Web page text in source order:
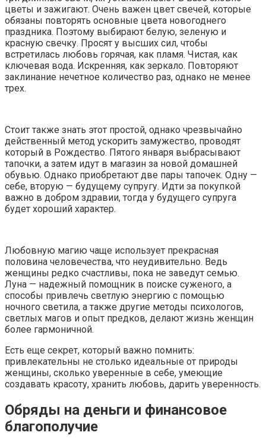
цветы и зажигают. Очень важен цвет свечей, которые
обязаны повторять основные цвета новогоднего
праздника. Поэтому выбирают белую, зеленую и
красную свечку. Просят у высших сил, чтобы
встретилась любовь горячая, как пламя. Чистая, как
ключевая вода. Искренняя, как зеркало. Повторяют
заклинание нечетное количество раз, однако не менее
трех.
Стоит также знать этот простой, однако чрезвычайно
действенный метод ускорить замужество, проводят
который в Рождество. Пятого января выбрасывают
тапочки, а затем идут в магазин за новой домашней
обувью. Однако приобретают две пары тапочек. Одну —
себе, вторую — будущему супругу. Идти за покупкой
важно в добром здравии, тогда у будущего супруга
будет хороший характер.
Любовную магию чаще использует прекрасная
половина человечества, что неудивительно. Ведь
женщины редко счастливы, пока не заведут семью.
Луна — надежный помощник в поиске суженого, а
способы привлечь светлую энергию с помощью
ночного светила, а также другие методы психологов,
светлых магов и опыт предков, делают жизнь женщин
более гармоничной.
Есть еще секрет, который важно помнить:
привлекательны не столько идеальные от природы
женщины, сколько уверенные в себе, умеющие
создавать красоту, хранить любовь, дарить уверенность.
Обряды на деньги и финансовое
благополучие